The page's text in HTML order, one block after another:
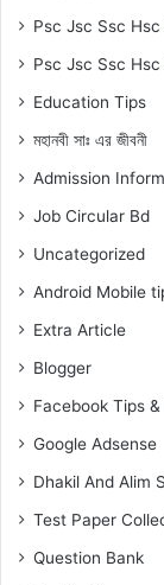
Psc Jsc Ssc Hsc
Psc Jsc Ssc
Education Tips
মহানবী সাঃ এর জীবনী
Admission
Job Circular Bd
Uncategorized
Android Mobile
Extra Article
Blogger
Facebook Tips
Google Adsense
Dhakil And Alim
Test Paper
Question Bank